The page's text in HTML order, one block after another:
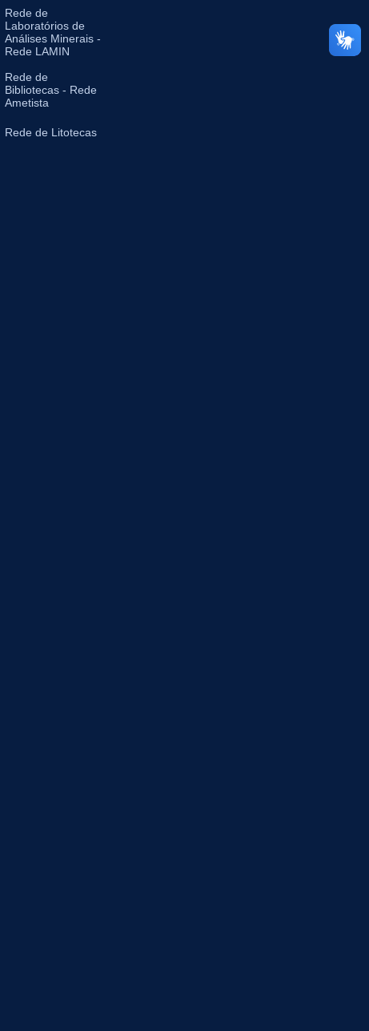
Rede de
Laboratórios de
Análises Minerais -
Rede LAMIN
Rede de
Bibliotecas - Rede
Ametista
Rede de Litotecas